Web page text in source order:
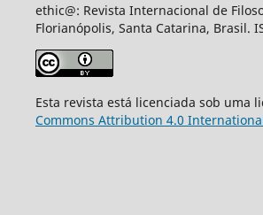
ethic@: Revista Internacional de
Florianópolis, Santa Catarina, Brasil.
Esta revista está licenciada sob uma
Commons Attribution 4.0